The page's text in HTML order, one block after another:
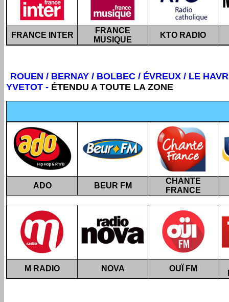
FRANCE INTER
FRANCE
MUSIQUE
KTO RADIO
ROUEN / BERNAY / BOLBEC / ÉVREUX / LE
YVETOT - ÉTENDU A TOUTE LA ZONE
ADO BEUR FM
CHANTE
FRANCE
M RADIO NOVA OUÏ FM